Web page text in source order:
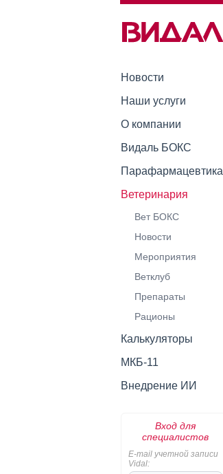
Новости
Наши услуги
О компании
Видаль БОКС
Парафармацевтика
Ветеринария
Вет БОКС
Новости
Мероприятия
Ветклуб
Препараты
Рационы
Калькуляторы
МКБ-11
Внедрение ИИ
Вход для
специалистов
E-mail учетной записи
Vidal: